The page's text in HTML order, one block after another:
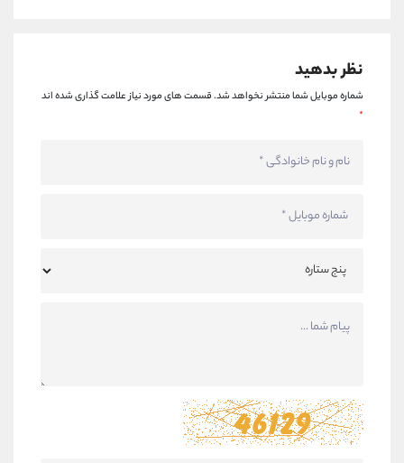
نظر بدهید
شماره موبایل شما منتشر نخواهد شد.قسمت های مورد نیاز علامت گذاری شده اند
*